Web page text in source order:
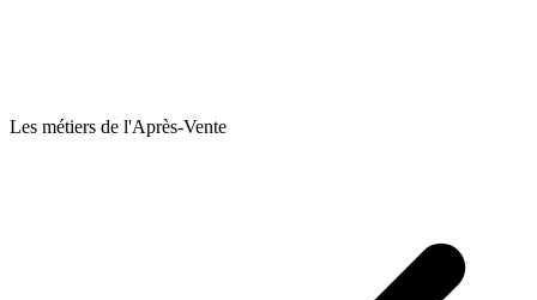
Les métiers de l'Après-Vente